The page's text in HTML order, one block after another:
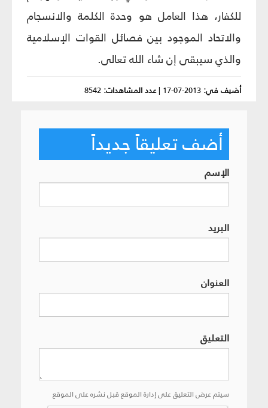
للكفار، هذا العامل هو وحدة الكلمة والانسجام
والاتحاد الموجود بين فصائل القوات الإسلامية
والذي سيبقى إن شاء الله تعالى.
أضيف في: 2013-07-17
|عدد المشاهدات: 8542
أضف تعليقاً جديداً
الإسم
البريد
العنوان
التعليق
سيتم عرض التعليق على إدارة الموقع قبل نشره على الموقع